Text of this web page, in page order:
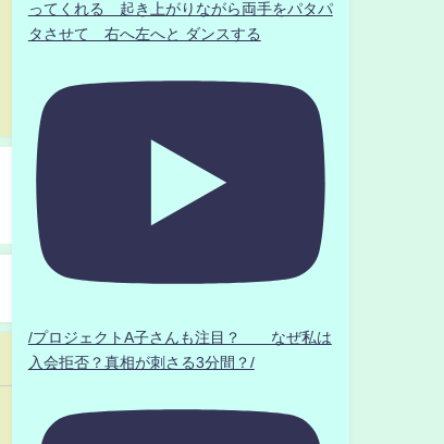
ってくれる 起き上がりながら両手をパタパ
タさせて 右へ左へと ダンスする
/プロジェクトA子さんも注目？ なぜ私は
入会拒否？真相が刺さる3分間？/